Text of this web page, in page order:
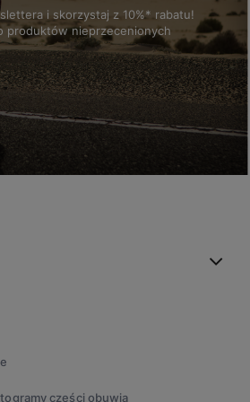
i skorzystaj z 10%* rabatu!
produktów nieprzecenionych
części obuwia